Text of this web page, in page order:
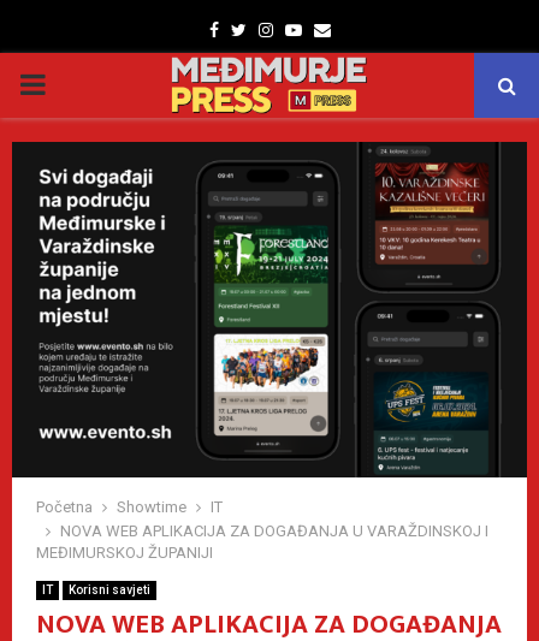
Facebook
TwitterInstagram
Youtube
Email
PRIMARY
MENU
Početna Showtime
IT
NOVA WEB APLIKACIJA ZA DOGAĐANJA U VARAŽDINSKOJ I
MEĐIMURSKOJ ŽUPANIJI
IT Korisni savjeti
NOVA WEB APLIKACIJA ZA DOGAĐANJA